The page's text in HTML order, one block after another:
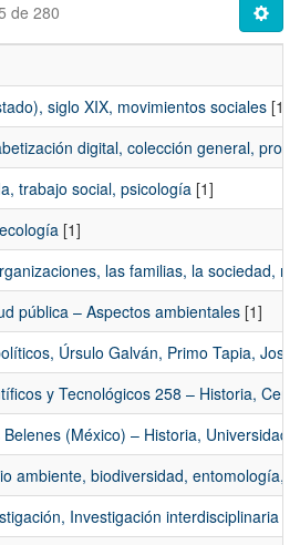
de 280
siglo XIX, movimientos sociales [1]
digital, colección general,
trabajo social, psicología [1]
[1]
las familias, la sociedad,
pública – Aspectos ambientales [1]
Úrsulo Galván, Primo Tapia,
y Tecnológicos 258 – Historia,
(México) – Historia,
ambiente, biodiversidad, entomología,
Investigación interdisciplinaria